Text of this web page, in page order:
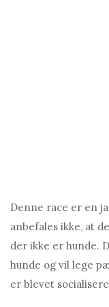
Denne race er en
anbefales ikke, at
der ikke er hunde.
hunde og vil lege
er blevet